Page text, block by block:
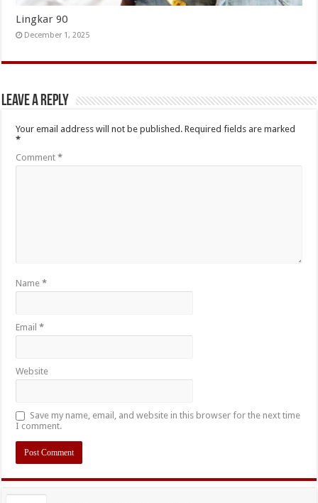
Lingkar 90
December 1, 2025
Leave a Reply
Your email address will not be published. Required fields are marked
*
Comment*
Name*
Email*
Website
Save my name, email, and website in this browser for the next time
I comment.